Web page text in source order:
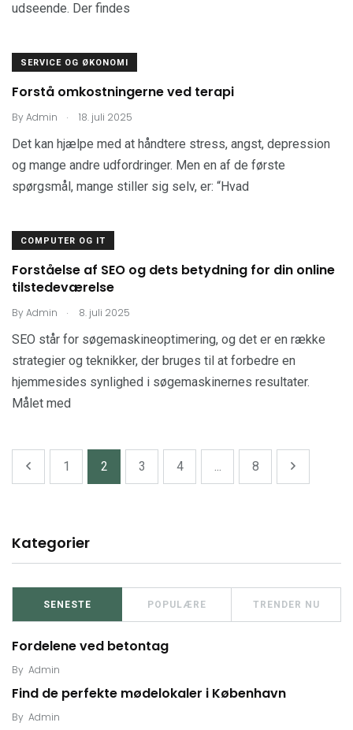
udseende. Der findes
SERVICE OG ØKONOMI
Forstå omkostningerne ved terapi
ByAdmin . 18. juli 2025
Det kan hjælpe med at håndtere stress, angst, depression
og mange andre udfordringer. Men en af de første
spørgsmål, mange stiller sig selv, er: “Hvad
COMPUTER OG IT
Forståelse af SEO og dets betydning for din online
tilstedeværelse
ByAdmin . 8. juli 2025
SEO står for søgemaskineoptimering, og det er en række
strategier og teknikker, der bruges til at forbedre en
hjemmesides synlighed i søgemaskinernes resultater.
Målet med
1 2 3 4 ... 8
Kategorier
SENESTE POPULÆRE TRENDER NU
Fordelene ved betontag
By Admin
Find de perfekte mødelokaler i København
By Admin